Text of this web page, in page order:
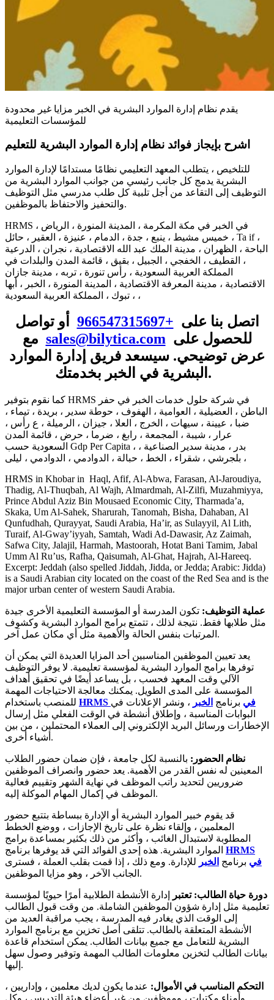
يقدم نظام إدارة الموارد البشرية في الخبر مزايا غير محدودة
للمؤسسات التعليمية
اشرح بإيجاز فوائد نظام إدارة الموارد البشرية للتعليم
للتلخيص ، يتطلب المعهد التعليمي نظامًا مستدامًا لإدارة الموارد
البشرية يدمج كل جانب رئيسي من جوانب الموارد البشرية من
التوظيف إلى التقاعد من أجل تلبية كل طلب مدرسي مثل التوظيف
والتحفيز والاحتفاظ بالموظفين.
HRMS في الخبر في مكة المكرمة ، المدينة المنورة ، الرياض ،
خميس مشيط ، ينبع ، جدة ، الدمام ، عنيزة ، العقير ، حائل ، Ta if ،
الباحة ، الظهران ، مدينة الملك عبد الله الاقتصادية ، نجران ، الدرعية
، القطيف ، الخفجي ، الجبيل ، بقيق ، قائمة المدن والبلدات في
المملكة العربية السعودية ، رأس تنورة ، تربه ، مدينة جازان
الاقتصادية ، مدينة المعرفة الاقتصادية ، المدينة المنورة ، الخبر ، أبها
، تبوك ، المملكة العربية السعودية ،
اتصل بنا على +966547315697
أو تواصل
sales@bilytica.comللحصول على
عرض توضيحي. سيسعد فريق إدارة الموارد
البشرية في الخبر بخدمتك.
كما نقوم بتوفير HRMS في شركة حلول خدمات الخبر في حفر
الباطن ، العضيلية ، العوامية ، الهفوف ، حوطة سدير ، بريدة ، تيماء ،
ضبا ، عيينة ، سيهات ، الخرج ، العلا ، جيزان ، الرميلة ، ع رأس ،
عرار ، شيبة ، المجمعة ، رابغ ، ضرما ، حرض ، قائمة المدن
السعودية حسب Gdp Per Capita ، بدر ، مدينة سدير الصناعية ،
بلجرشي ، شقراء ، الخط ، حبالة ، الدوادمي ، الدوادمي ، ليلى ،
HRMS in Khobar in Haql, Afif, Al-Abwa, Farasan, Al-Jaroudiya,
Thadig, Al-Thuqbah, Al Wajh, Almardmah, Al-Zilfi, Muzahmiyya,
Prince Abdul Aziz Bin Mousaed Economic City, Tharmada’a,
Skaka, Um Al-Sahek, Sharurah, Tanomah, Bisha, Dahaban, Al
Qunfudhah, Qurayyat, Saudi Arabia, Ha’ir, as Sulayyil, Al Lith,
Turaif, Al-Gway’iyyah, Samtah, Wadi Ad-Dawasir, Az Zaimah,
Safwa City, Jalajil, Harmah, Mastoorah, Hotat Bani Tamim, Jabal
Umm Al Ru’us, Rafha, Qaisumah, Al-Ghat, Hajrah, Al-Hareeq.
Excerpt: Jeddah (also spelled Jiddah, Jidda, or Jedda; Arabic: Jidda)
is a Saudi Arabian city located on the coast of the Red Sea and is the
major urban center of western Saudi Arabia.
عملية التوظيف: تكون المدرسة أو المؤسسة التعليمية الأخرى جيدة
مثل طلابها فقط. نتيجة لذلك ، تتمتع برامج الموارد البشرية وكشوف
المرتبات بنفس الحالة والأهمية مثل أي مكان عمل آخر.
يعد تعيين الموظفين المناسبين أحد المزايا العديدة التي يمكن أن
توفرها برامج الموارد البشرية لمؤسسة تعليمية. لا يوفر التوظيف
الآلي وقت المعهد فحسب ، بل يساعد أيضًا في تحقيق أهداف
المؤسسة على المدى الطويل. يمكنك معالجة الاحتياجات المهمة
HRMS في برنامج الخبر ، ونشر الإعلانات في
البوابات المناسبة ، وإطلاق أنشطة في الوقت الفعلي مثل إرسال
الإخطارات ورسائل البريد الإلكتروني إلى العملاء المحتملين ، من بين
أشياء أخرى.
نظام الحضور: بالنسبة لكل جامعة ، فإن ضمان حضور الطلاب
المعينين له نفس القدر من الأهمية. يعد حضور وانصراف الموظفين
ضروريين لتحديد راتب الموظف في نهاية الشهر وتقييم فعالية
الموظف في إكمال المهام الموكلة إليه.
قد يقوم خبير الموارد البشرية أو الإدارة ببساطة بتتبع حضور
المعلمين ، وإلقاء نظرة على تاريخ الإجازات ، ووضع الخطط
المطلوبة لاستبدال الغائب ، وأكثر من ذلك بكثير بمساعدة برامج
الموارد البشرية. هذه إحدى الفوائد التي HRMS
في برنامج الخبر للإدارة. ومع ذلك ، إذا قمت بقلب العملة ، فسترى
الجانب الآخر ، وهو مزايا الموظفين.
دورة حياة الطالب: تعتبر
إدارة الأنشطة الطلابية أمرًا حيويًا لمؤسسة
تعليمية مثل إدارة شؤون الموظفين الشاملة. من وقت قبول الطالب
إلى الوقت الذي يغادر فيه المدرسة ، يجب مراقبة العديد من
الأنشطة المتعلقة بالطالب. تتلقى أصل تخزين مع برنامج الموارد
البشرية للتعامل مع جميع بيانات الطالب. يمكن استخدام قاعدة
بيانات الطالب لتخزين معلومات الطالب المهمة وتوفير وصول سهل
إليها.
التحكم المناسب في الأموال: عندما يكون لديك معلمين ، وإداريين ،